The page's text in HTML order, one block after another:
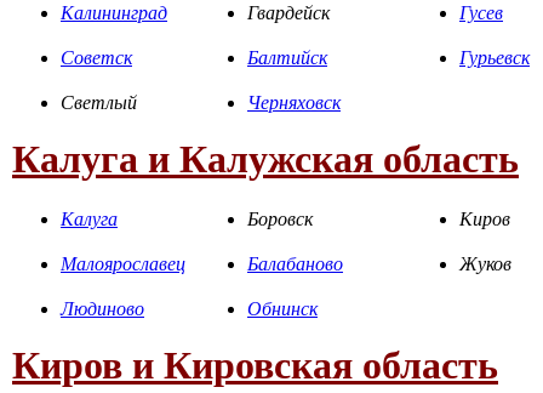
Калининград Гвардейск Гусев
Советск Балтийск Гурьевск
Светлый Черняховск
Калуга и Калужская область
Калуга Боровск Киров
Малоярославец Балабаново Жуков
Людиново Обнинск
Киров и Кировская область